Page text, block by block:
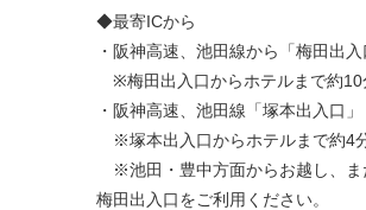
◆最寄ICから
・阪神高速、池田線から「梅田出入
※梅田出入口からホテルまで約10
・阪神高速、池田線「塚本出入口」
※塚本出入口からホテルまで約4
※池田・豊中方面からお越し、ま
梅田出入口をご利用ください。